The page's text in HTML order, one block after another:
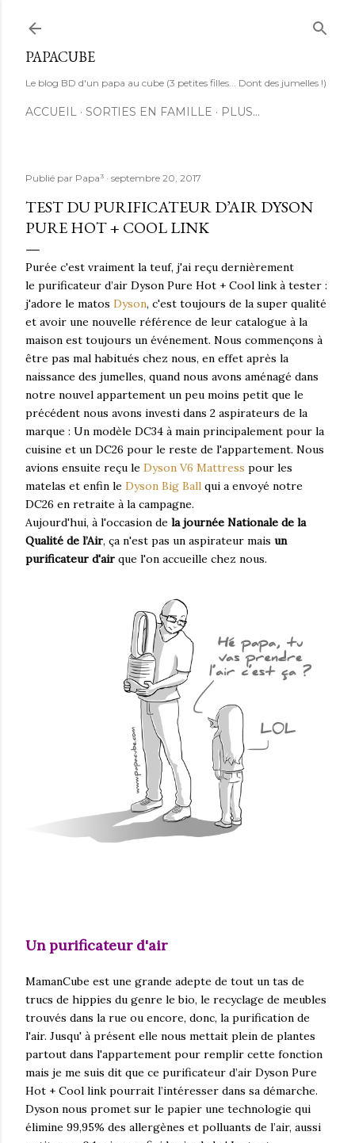
PAPACUBE
Le blog BD d'un papa au cube (3 petites filles... Dont des jumelles !)
ACCUEIL SORTIES EN FAMILLE PLUS…
Publié par Papa³ septembre 20, 2017
TEST DU PURIFICATEUR D’AIR DYSON
PURE HOT + COOL LINK
Purée c'est vraiment la teuf, j'ai reçu dernièrement
le purificateur d’air Dyson Pure Hot + Cool link à tester :
j'adore le matos Dyson, c'est toujours de la super qualité
et avoir une nouvelle référence de leur catalogue à la
maison est toujours un événement. Nous commençons à
être pas mal habitués chez nous, en effet après la
naissance des jumelles, quand nous avons aménagé dans
notre nouvel appartement un peu moins petit que le
précédent nous avons investi dans 2 aspirateurs de la
marque : Un modèle DC34 à main principalement pour la
cuisine et un DC26 pour le reste de l'appartement. Nous
avions ensuite reçu le Dyson V6 Mattress pour les
matelas et enfin le Dyson Big Ball qui a envoyé notre
DC26 en retraite à la campagne.
Aujourd'hui, à l'occasion de la journée Nationale de la
Qualité de l’Air, ça n'est pas un aspirateur mais un
purificateur d'air que l'on accueille chez nous.
Un purificateur d'air
MamanCube est une grande adepte de tout un tas de
trucs de hippies du genre le bio, le recyclage de meubles
trouvés dans la rue ou encore, donc, la purification de
l'air. Jusqu' à présent elle nous mettait plein de plantes
partout dans l'appartement pour remplir cette fonction
mais je me suis dit que ce purificateur d’air Dyson Pure
Hot + Cool link pourrait l’intéresser dans sa démarche.
Dyson nous promet sur le papier une technologie qui
élimine 99,95% des allergènes et polluants de l’air, aussi